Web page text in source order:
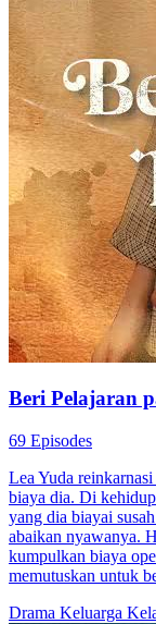
Beri Pelajaran
69 Episodes
Lea Yuda
biaya dia. Di
yang dia biayai
abaikan nyawanya.
kumpulkan biaya
memutuskan untuk
Drama Keluarga